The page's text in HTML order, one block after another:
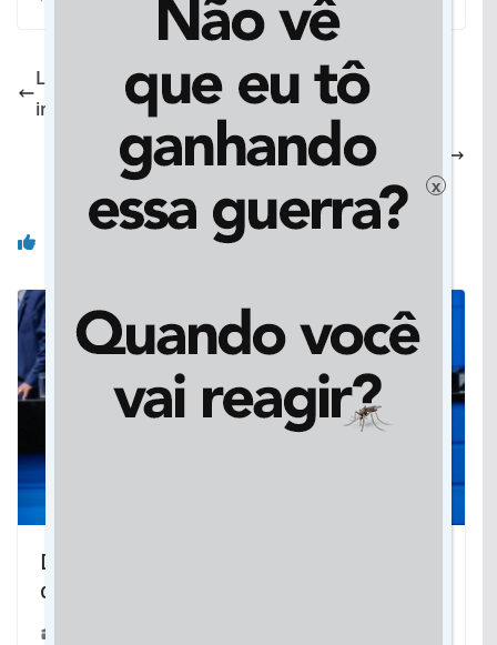
Lixeiro é quem produz o lixo: Vicentina destaca
importância do gari para a comunidade
Sintomas de infarto nas mulheres podem ser
diferentes e dificultar diagnóstico
Você pode gostar também
Decisão da Azul de suspender voos
diretos preocupa Caravina
x